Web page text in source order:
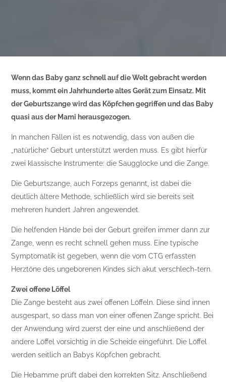
Wenn das Baby ganz schnell auf die Welt gebracht werden
muss, kommt ein Jahrhunderte altes Gerät zum Einsatz. Mit
der Geburtszange wird das Köpfchen gegriffen und das Baby
quasi aus der Mami herausgezogen.
In manchen Fällen ist es notwendig, dass von außen die
„natürliche“ Geburt unterstützt werden muss. Es gibt hierfür
zwei klassische Instrumente: die Saugglocke und die Zange.
Die Geburtszange, auch Forzeps genannt, ist dabei die
deutlich ältere Methode, schließlich wird sie bereits seit
mehreren hundert Jahren angewendet.
Die helfenden Hände bei der Geburt greifen immer dann zur
Zange, wenn es recht schnell gehen muss. Eine typische
Symptomatik ist gegeben, wenn die vom CTG erfassten
Herztöne des ungeborenen Kindes sich akut verschlech-tern.
Zwei offene Löffel
Die Zange besteht aus zwei offenen Löffeln. Diese sind innen
ausgespart, so dass man von einer offenen Zange spricht. Bei
der Anwendung wird zuerst der eine und anschließend der
andere Löffel vorsichtig in die Scheide eingeführt. Die Löffel
werden seitlich an Babys Köpfchen gebracht.
Die Hebamme prüft dabei den korrekten Sitz. Anschließend